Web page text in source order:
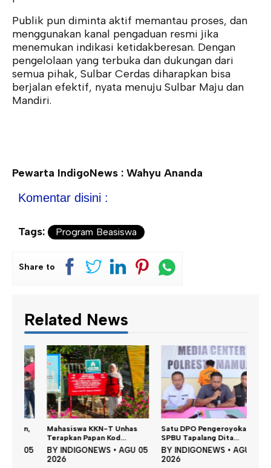
Publik pun diminta aktif memantau proses, dan
menggunakan kanal pengaduan resmi jika
menemukan indikasi ketidakberesan. Dengan
pengelolaan yang terbuka dan dukungan dari
semua pihak, Sulbar Cerdas diharapkan bisa
berjalan efektif, nyata menuju Sulbar Maju dan
Mandiri.
Pewarta IndigoNews : Wahyu Ananda
Komentar disini :
Tags: Program Beasiswa
Share to
Related News
Mahasiswa KKN-T Unhas
Terapkan Papan Kod...
BY INDIGONEWS •AGU 05
Satu DPO Pengeroyokan
SPBU Tapalang Dita...
BY INDIGONEWS •AGU 05